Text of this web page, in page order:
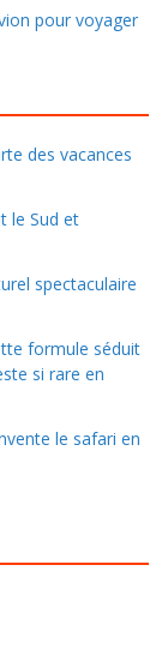
pour voyager
des vacances
le Sud et
spectaculaire
formule séduit
si rare en
le safari en